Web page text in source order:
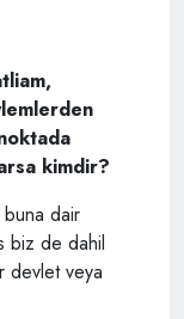
kimdir?
dair
biz de dahil
devlet veya